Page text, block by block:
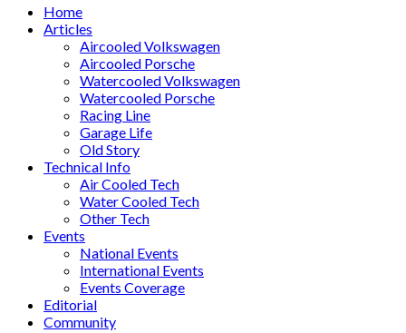
Home
Articles
Aircooled Volkswagen
Aircooled Porsche
Watercooled Volkswagen
Watercooled Porsche
Racing Line
Garage Life
Old Story
Technical Info
Air Cooled Tech
Water Cooled Tech
Other Tech
Events
National Events
International Events
Events Coverage
Editorial
Community